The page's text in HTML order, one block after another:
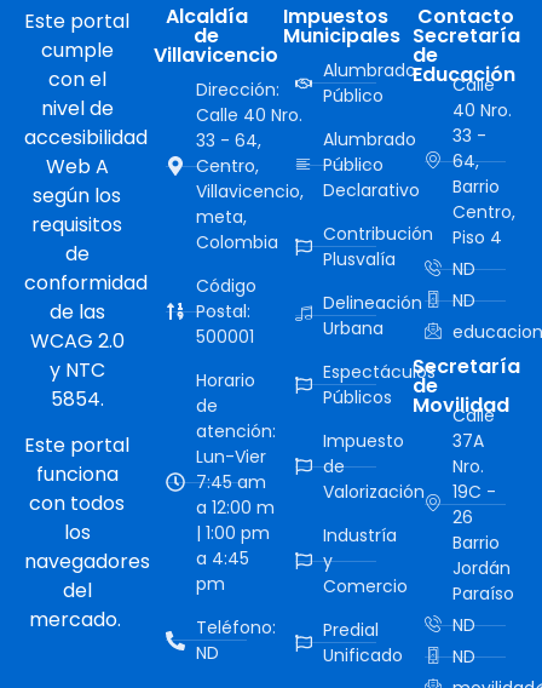
Este portal
cumple
con el
nivel de
accesibilidad
Web A
según los
requisitos
de
conformidad
de las
WCAG 2.0
y NTC
5854.
Este portal
funciona
con todos
los
navegadores
del
mercado.
Alcaldía
de
Villavicencio
Dirección:
Calle 40 Nro.
33 - 64,
Centro,
Villavicencio,
meta,
Colombia
Código
Postal:
500001
Horario
de
atención:
Lun-Vier
7:45 am
a 12:00 m
| 1:00 pm
a 4:45
pm
Teléfono:
ND
Impuestos
Municipales
Alumbrado
Público
Alumbrado
Público
Declarativo
Contribución
Plusvalía
Delineación
Urbana
Espectáculos
Públicos
Impuesto
de
Valorización
Industría
y
Comercio
Predial
Unificado
Contacto
Secretaría
de
Educación
Calle
40 Nro.
33 -
64,
Barrio
Centro,
Piso 4
ND
ND
Secretaría
de
Movilidad
Calle
37A
Nro.
19C -
26
Barrio
Jordán
Paraíso
ND
ND